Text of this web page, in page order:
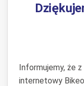
Informujemy, że z
internetowy